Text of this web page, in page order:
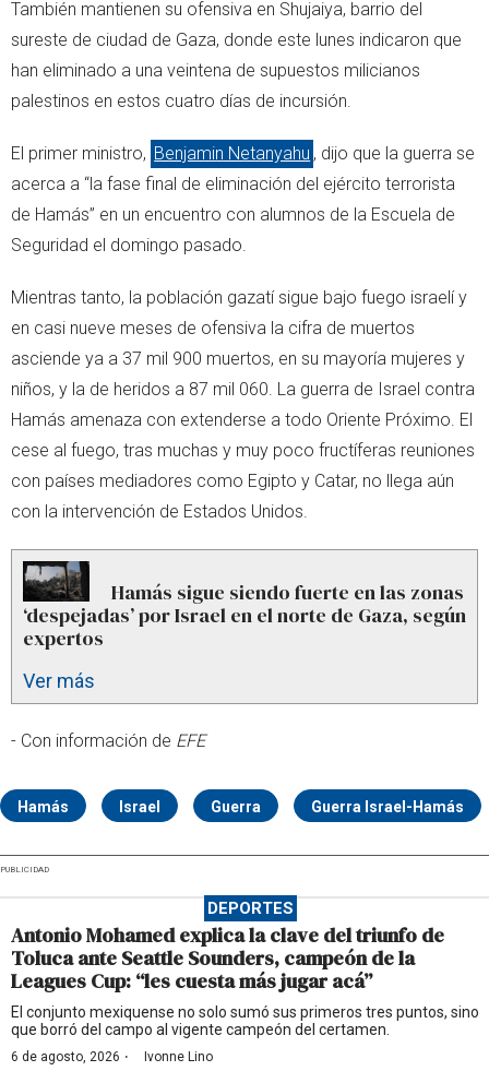
También mantienen su ofensiva en Shujaiya, barrio del
sureste de ciudad de Gaza, donde este lunes indicaron que
han eliminado a una veintena de supuestos milicianos
palestinos en estos cuatro días de incursión.
El primer ministro, Benjamin Netanyahu , dijo que la guerra se
acerca a “la fase final de eliminación del ejército terrorista
de Hamás” en un encuentro con alumnos de la Escuela de
Seguridad el domingo pasado.
Mientras tanto, la población gazatí sigue bajo fuego israelí y
en casi nueve meses de ofensiva la cifra de muertos
asciende ya a 37 mil 900 muertos, en su mayoría mujeres y
niños, y la de heridos a 87 mil 060. La guerra de Israel contra
Hamás amenaza con extenderse a todo Oriente Próximo. El
cese al fuego, tras muchas y muy poco fructíferas reuniones
con países mediadores como Egipto y Catar, no llega aún
con la intervención de Estados Unidos.
Hamás sigue siendo fuerte en las zonas
‘despejadas’ por Israel en el norte de Gaza, según
expertos
Ver más
- Con información de EFE
Hamás Israel Guerra Guerra Israel-Hamás
PUBLICIDAD
DEPORTES
Antonio Mohamed explica la clave del triunfo de
Toluca ante Seattle Sounders, campeón de la
Leagues Cup: “les cuesta más jugar acá”
El conjunto mexiquense no solo sumó sus primeros tres puntos, sino
que borró del campo al vigente campeón del certamen.
6 de agosto, 2026 · Ivonne Lino